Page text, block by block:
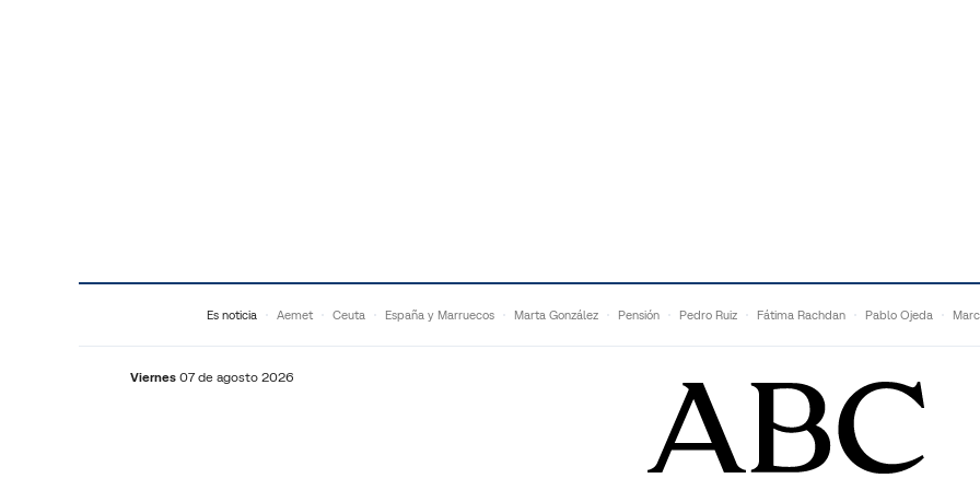
Es noticia Aemet Ceuta España y Marruecos Marta González Pensión Pedro Ruiz Fátima Rachdan Pablo Ojeda
Viernes 07 de agosto 2026